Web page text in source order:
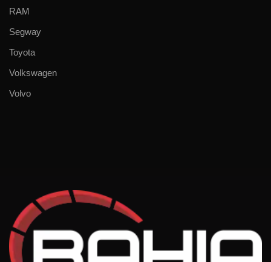
RAM
Segway
Toyota
Volkswagen
Volvo